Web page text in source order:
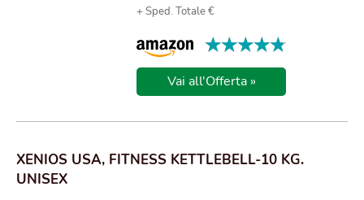
+ Sped. Totale €
★★★★★
★★★★★
Vai all'Offerta »
XENIOS USA, FITNESS KETTLEBELL-10 KG.
UNISEX